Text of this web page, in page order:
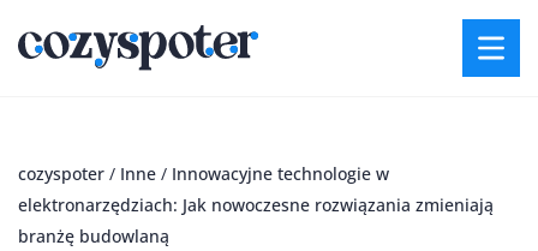
cozyspoter / Inne / Innowacyjne technologie w
elektronarzędziach: Jak nowoczesne rozwiązania zmieniają
branżę budowlaną